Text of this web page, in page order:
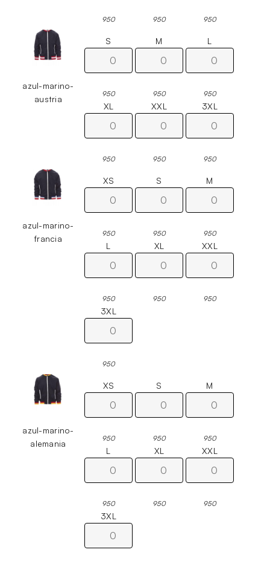
950 950 950
azul-marino-
austria
S
950
M
950
L
950
XL
950
XXL
950
3XL
950
azul-marino-
francia
XS
950
S
950
M
950
L
950
XL
950
XXL
950
3XL
950
azul-marino-
alemania
XS
950
S
950
M
950
L
950
XL
950
XXL
950
3XL